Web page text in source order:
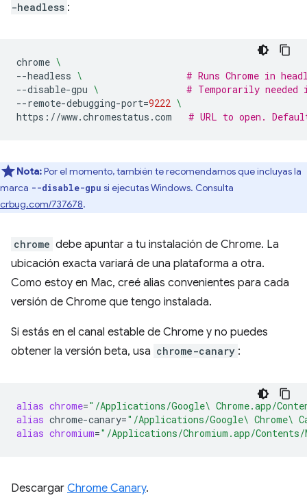
-headless :
chrome \
--headless \
# Runs Chrome in
--disable-gpu \
# Temporarily needed
--remote-debugging-port=9222 \
https://www.chromestatus.com
# URL to open.
Nota:Por el momento, también te recomendamos que incluyas la
marca --disable-gpu si ejecutas Windows. Consulta
crbug.com/737678.
chrome debe apuntar a tu instalación de Chrome. La
ubicación exacta variará de una plataforma a otra.
Como estoy en Mac, creé alias convenientes para cada
versión de Chrome que tengo instalada.
Si estás en el canal estable de Chrome y no puedes
obtener la versión beta, usa chrome-canary :
alias chrome="/Applications/Google\ Chrome.app/
alias chrome-canary="/Applications/Google\ Chrome\
alias chromium="/Applications/Chromium.app/Contents/
Descargar Chrome Canary.